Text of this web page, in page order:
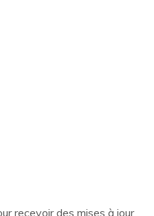
recevoir des mises à jour